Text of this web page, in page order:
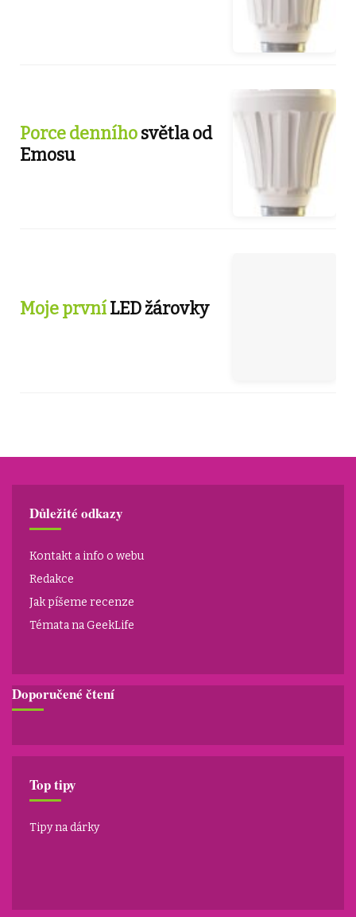
Porce denníhosvětla od
Emosu
Moje prvníLED žárovky
Důležité odkazy
Kontakt a info o webu
Redakce
Jak píšeme recenze
Témata na GeekLife
Doporučené čtení
Top tipy
Tipy na dárky